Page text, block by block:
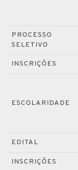
PROCESSO
SELETIVO
INSCRIÇÕES
ESCOLARIDADE
EDITAL
INSCRIÇÕES